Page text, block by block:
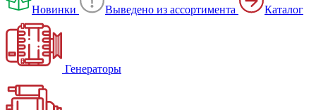
Новинки Выведено из ассортимента Каталог
Генераторы